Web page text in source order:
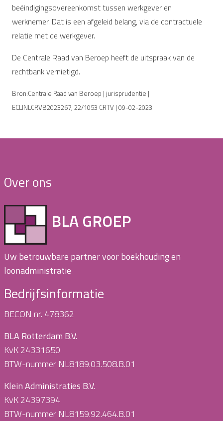
beëindigingsovereenkomst tussen werkgever en
werknemer. Dat is een afgeleid belang, via de contractuele
relatie met de werkgever.
De Centrale Raad van Beroep heeft de uitspraak van de
rechtbank vernietigd.
Bron:Centrale Raad van Beroep | jurisprudentie |
ECLINLCRVB2023267, 22/1053 CRTV | 09-02-2023
Over ons
BLA GROEP
Uw betrouwbare partner voor boekhouding en
loonadministratie
Bedrijfsinformatie
BECON nr. 478362
BLA Rotterdam B.V.
KvK 24331650
BTW-nummer NL8189.03.508.B.01
Klein Administraties B.V.
KvK 24397394
BTW-nummer NL8159.92.464.B.01